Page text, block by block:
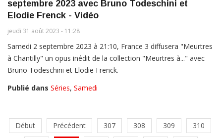
septembre 2023 avec Bruno Todeschini et
Elodie Frenck - Vidéo
jeudi 31 août 2023 - 11:28
Samedi 2 septembre 2023 à 21:10, France 3 diffusera "Meurtres
à Chantilly" un opus inédit de la collection "Meurtres à..." avec
Bruno Todeschini et Elodie Frenck.
Publié dans Séries, Samedi
Début Précédent 307 308 309
310